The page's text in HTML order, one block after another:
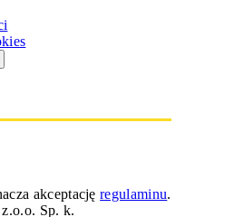
akceptacjęregulaminu.
Sp. k.